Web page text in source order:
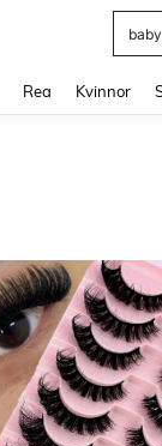
Rea Kvinnor